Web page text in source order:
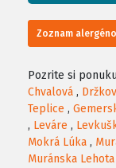
Zoznam
Pozrite si
Chvalová ,
Teplice ,
, Leváre ,
Mokrá Lúka ,
Muránska Lehota